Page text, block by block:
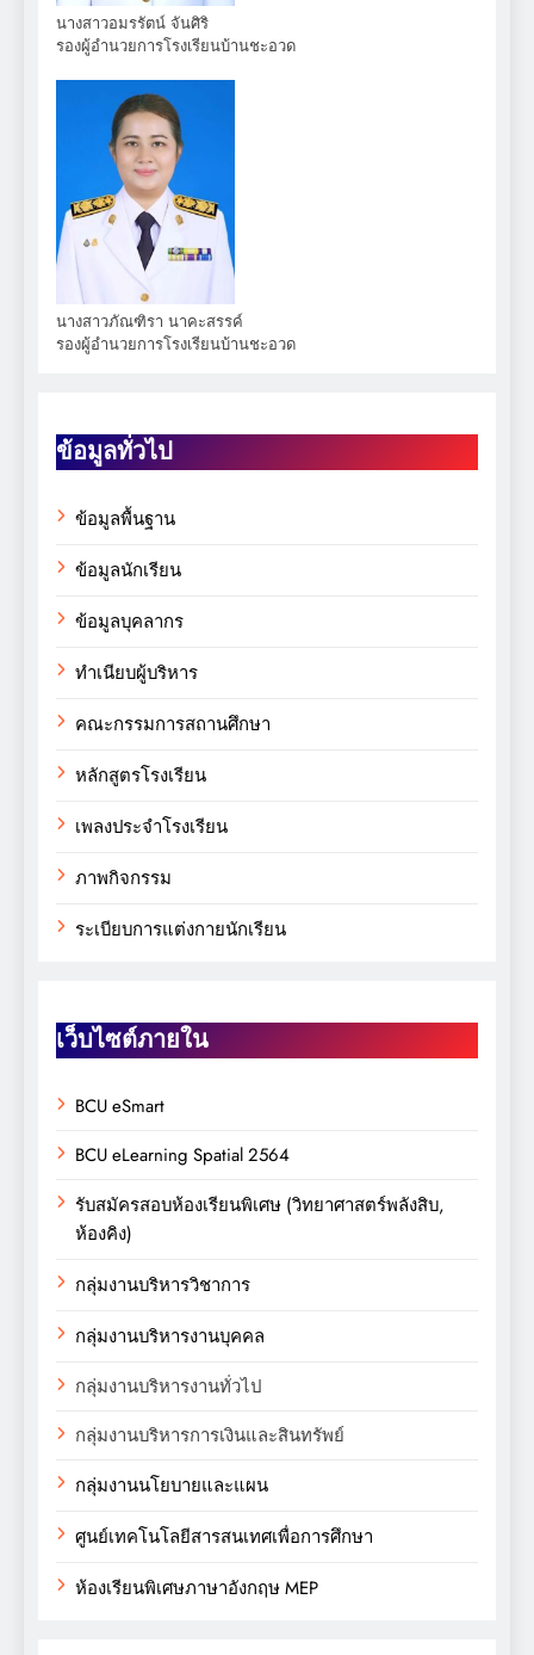
นางสาวอมรรัตน์ จันศิริ
รองผู้อำนวยการโรงเรียนบ้านชะอวด
นางสาวภัณฑิรา นาคะสรรค์
รองผู้อำนวยการโรงเรียนบ้านชะอวด
ข้อมูลทั่วไป
ข้อมูลพื้นฐาน
ข้อมูลนักเรียน
ข้อมูลบุคลากร
ทำเนียบผู้บริหาร
คณะกรรมการสถานศึกษา
หลักสูตรโรงเรียน
เพลงประจำโรงเรียน
ภาพกิจกรรม
ระเบียบการแต่งกายนักเรียน
เว็บไซต์ภายใน
BCU eSmart
BCU eLearning Spatial 2564
รับสมัครสอบห้องเรียนพิเศษ (วิทยาศาสตร์พลังสิบ,
ห้องคิง)
กลุ่มงานบริหารวิชาการ
กลุ่มงานบริหารงานบุคคล
กลุ่มงานบริหารงานทั่วไป
กลุ่มงานบริหารการเงินและสินทรัพย์
กลุ่มงานนโยบายและแผน
ศูนย์เทคโนโลยีสารสนเทศเพื่อการศึกษา
ห้องเรียนพิเศษภาษาอังกฤษ MEP